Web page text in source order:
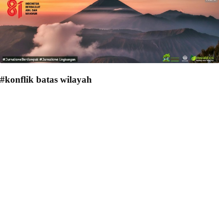
#konflik batas wilayah